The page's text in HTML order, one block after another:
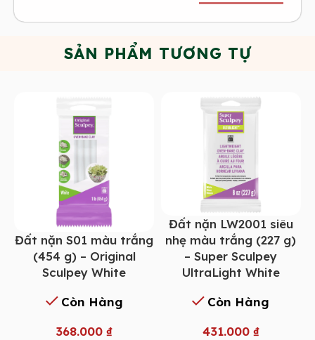
SẢN PHẨM TƯƠNG TỰ
Đất nặn S01 màu trắng
(454 g) – Original
Sculpey White
Còn Hàng
368.000 ₫
Đất nặn LW2001 siêu
nhẹ màu trắng (227 g)
– Super Sculpey
UltraLight White
Còn Hàng
431.000 ₫